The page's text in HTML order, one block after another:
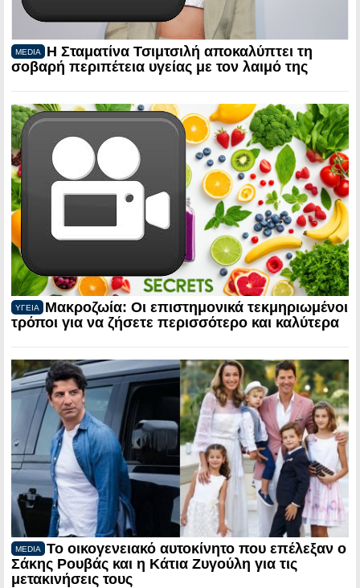
MEDIA
Η Σταματίνα Τσιμτσιλή αποκαλύπτει τη
σοβαρή περιπέτεια υγείας με τον λαιμό της
ΥΓΕΙΑ
Μακροζωία: Οι επιστημονικά τεκμηριωμένοι
τρόποι για να ζήσετε περισσότερο και καλύτερα
MEDIA
Το οικογενειακό αυτοκίνητο που επέλεξαν ο
Σάκης Ρουβάς και η Κάτια Ζυγούλη για τις
μετακινήσεις τους